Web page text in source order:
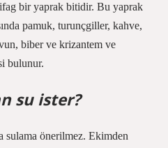
bir yaprak bitidir. Bu yaprak
pamuk, turunçgiller, kahve,
biber ve krizantem ve
bulunur.
su ister?
sulama önerilmez. Ekimden